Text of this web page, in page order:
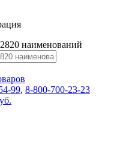
Забыли
наименований
99, 8-800-700-23-23